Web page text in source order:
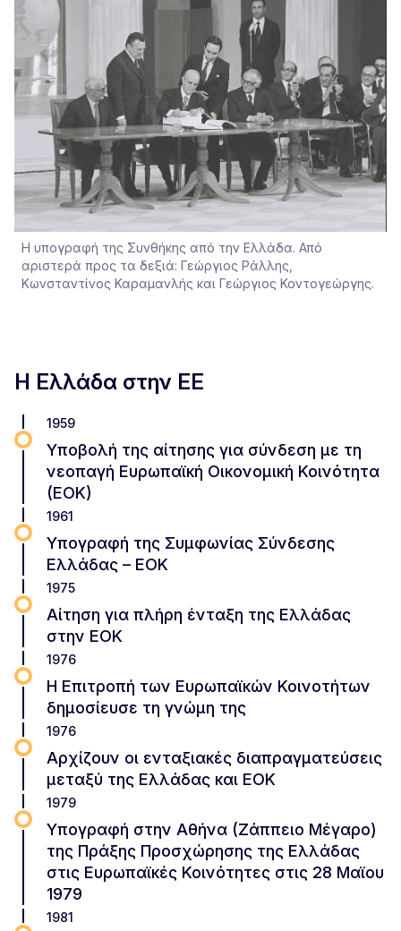
Η υπογραφή της Συνθήκης από την Ελλάδα. Από
αριστερά προς τα δεξιά: Γεώργιος Ράλλης,
Κωνσταντίνος Καραμανλής και Γεώργιος Κοντογεώργης.
Η Ελλάδα στην ΕΕ
1959
Υποβολή της αίτησης για σύνδεση με τη
νεοπαγή Ευρωπαϊκή Οικονομική Κοινότητα
(ΕΟΚ)
1961
Υπογραφή της Συμφωνίας Σύνδεσης
Ελλάδας – ΕΟΚ
1975
Αίτηση για πλήρη ένταξη της Ελλάδας
στην ΕΟΚ
1976
Η Επιτροπή των Ευρωπαϊκών Κοινοτήτων
δημοσίευσε τη γνώμη της
1976
Αρχίζουν οι ενταξιακές διαπραγματεύσεις
μεταξύ της Ελλάδας και ΕΟΚ
1979
Υπογραφή στην Αθήνα (Ζάππειο Μέγαρο)
της Πράξης Προσχώρησης της Ελλάδας
στις Ευρωπαϊκές Κοινότητες στις 28 Μαϊου
1979
1981